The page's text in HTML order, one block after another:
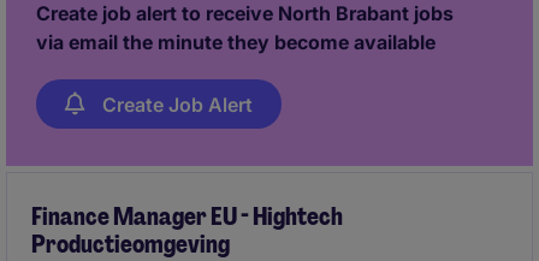
rapportages en processen, maar ook aan de
toekomstige finance-organisatie.
Create job alert to receive North Brabant jobs
via email the minute they become available
Create Job Alert
Finance Manager EU - Hightech
Productieomgeving